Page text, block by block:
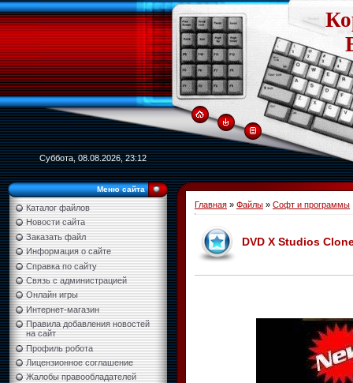
Суббота, 08.08.2026, 23:12
Меню сайта
Каталог файлов
Новости сайта
Заказать файл
Информация о сайте
Справка по сайту
Связь с администрацией
Онлайн игры
Интернет-магазин
Правила добавления новостей
на сайт
Профиль робота
Лицензионное соглашение
Жалобы правообладателей
Главная » Файлы » Софт и программы
DVD X Studios